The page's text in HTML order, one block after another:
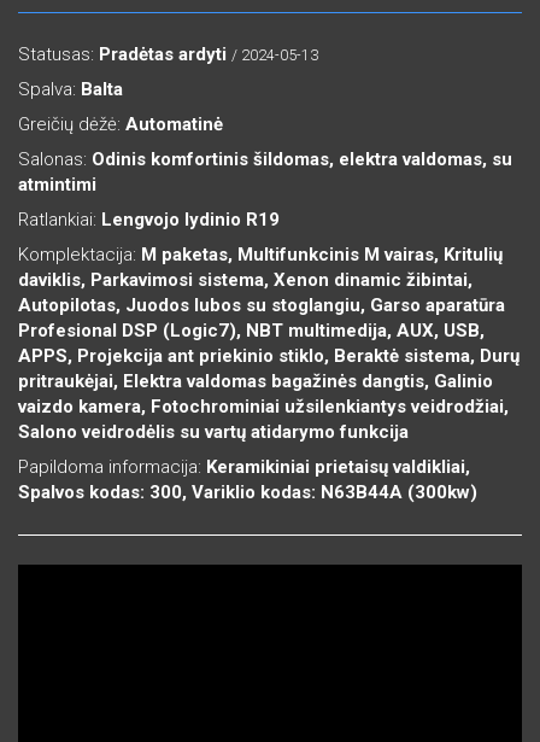
Statusas: Pradėtas ardyti / 2024-05-13
Spalva: Balta
Greičių dėžė: Automatinė
Salonas: Odinis komfortinis šildomas, elektra valdomas, su
atmintimi
Ratlankiai: Lengvojo lydinio R19
Komplektacija: M paketas, Multifunkcinis M vairas, Kritulių
daviklis, Parkavimosi sistema, Xenon dinamic žibintai,
Autopilotas, Juodos lubos su stoglangiu, Garso aparatūra
Profesional DSP (Logic7), NBT multimedija, AUX, USB,
APPS, Projekcija ant priekinio stiklo, Beraktė sistema, Durų
pritraukėjai, Elektra valdomas bagažinės dangtis, Galinio
vaizdo kamera, Fotochrominiai užsilenkiantys veidrodžiai,
Salono veidrodėlis su vartų atidarymo funkcija
Papildoma informacija: Keramikiniai prietaisų valdikliai,
Spalvos kodas: 300, Variklio kodas: N63B44A (300kw)